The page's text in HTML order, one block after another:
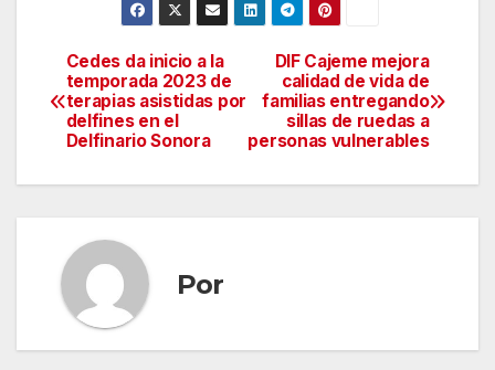
Navegación
de
DIF Cajeme mejora
calidad de vida de
familias entregando
sillas de ruedas a
personas vulnerables
Cedes da inicio a la
temporada 2023 de
terapias asistidas por
delfines en el
Delfinario Sonora
Por